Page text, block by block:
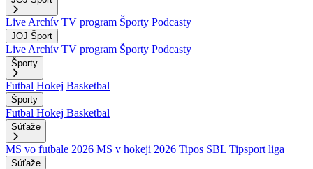
Live Archív TV program Športy Podcasty
JOJ Šport
Live Archív TV program Športy Podcasty
Športy
Futbal Hokej Basketbal
Športy
Futbal Hokej Basketbal
Súťaže
MS vo futbale 2026 MS v hokeji 2026 Tipos SBL Tipsport liga
Súťaže